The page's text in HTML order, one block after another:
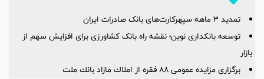
تمدید 3 ماهه سپهرکارت‌های بانک صادرات ایران
توسعه بانکداری نوین؛ نقشه راه بانک کشاورزی برای افزایش سهم از
بازار
برگزاری مزایده عمومی ۸۸ فقره از املاك مازاد بانك ملت